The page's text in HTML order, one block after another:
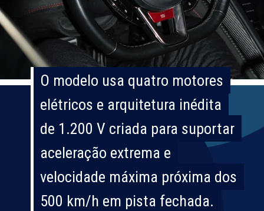
O modelo usa quatro motores
elétricos e arquitetura inédita
de 1.200 V criada para suportar
aceleração extrema e
velocidade máxima próxima dos
500 km/h em pista fechada.
O modelo usa quatro motores
elétricos e arquitetura inédita
de 1.200 V criada para suportar
aceleração extrema e
velocidade máxima próxima dos
500 km/h em pista fechada.